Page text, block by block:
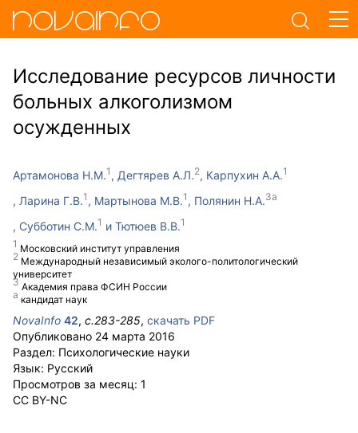
Исследование ресурсов личности
больных алкоголизмом
осужденных
Артамонова Н.М.
Московский институт управления
Дегтярев А.Л.
Международный независимый эколого-политологический
университет
Карпухин А.А.
Ларина Г.В.
Мартынова М.В. Полянин Н.А.
Академия права ФСИН России
кандидат наук
Субботин С.М. Тютюев В.В.
NovaInfo 42, с.283-285, скачать PDF
Опубликовано 24 марта 2016
Раздел: Психологические науки
Язык: Русский
Просмотров за месяц: 1
CC BY-NC